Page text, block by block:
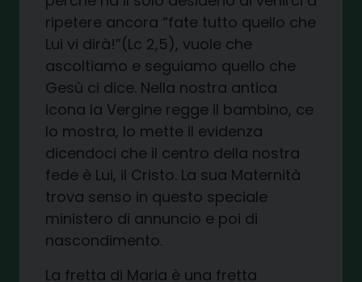
ripetere ancora “fate tutto quello che
Lui vi dirà!”(Lc 2,5), vuole che
ascoltiamo e seguiamo quello che
Gesù ci dice. Nella nostra antica
icona la Vergine regge il bambino, ce
lo mostra, lo mette il evidenza
dicendoci che il centro della nostra
fede è Lui, il Cristo. La sua Maternità
trova senso in questo speciale
ministero di annuncio e poi di
nascondimento.
La fretta di Maria è una fretta